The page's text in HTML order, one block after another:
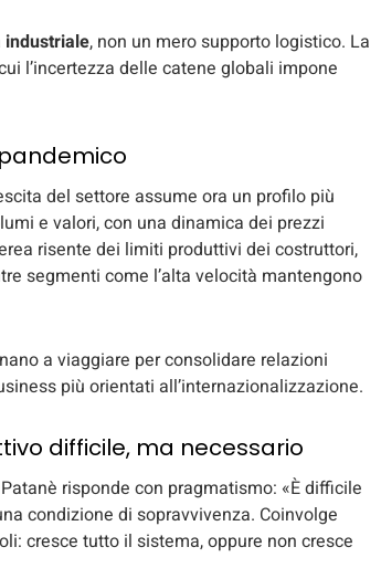
industriale, non un mero supporto logistico. La
l’incertezza delle catene globali impone
del settore assume ora un profilo più
e valori, con una dinamica dei prezzi
risente dei limiti produttivi dei costruttori,
segmenti come l’alta velocità mantengono
a viaggiare per consolidare relazioni
più orientati all’internazionalizzazione.
difficile, ma necessario
risponde con pragmatismo: «È difficile
condizione di sopravvivenza. Coinvolge
cresce tutto il sistema, oppure non cresce